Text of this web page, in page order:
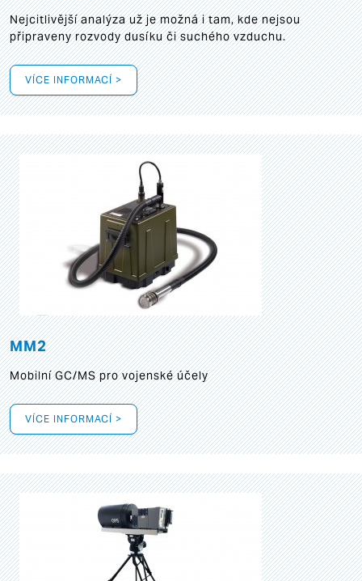
Nejcitlivější analýza už je možná i tam, kde nejsou
připraveny rozvody dusíku či suchého vzduchu.
VÍCE INFORMACÍ >
MM2
Mobilní GC/MS pro vojenské účely
VÍCE INFORMACÍ >